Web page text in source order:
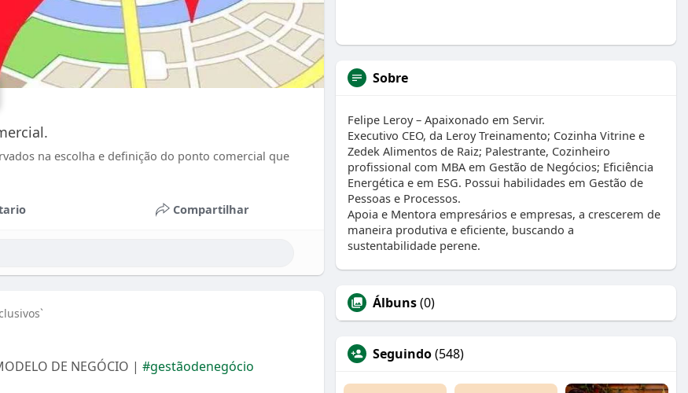
na escolha e definição do ponto comercial que
Compartilhar
DE NEGÓCIO | #gestãodenegócio
Sobre
Felipe Leroy – Apaixonado em Servir.
Executivo CEO, da Leroy Treinamento; Cozinha Vitrine e
Zedek Alimentos de Raiz; Palestrante, Cozinheiro
profissional com MBA em Gestão de Negócios; Eficiência
Energética e em ESG. Possui habilidades em Gestão de
Pessoas e Processos.
Apoia e Mentora empresários e empresas, a crescerem de
maneira produtiva e eficiente, buscando a
sustentabilidade perene.
Álbuns(0)
Seguindo(548)